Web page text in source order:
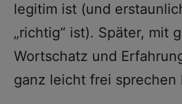
legitim ist (und
„richtig“ ist). Später, mit
Wortschatz und
ganz leicht frei sprechen